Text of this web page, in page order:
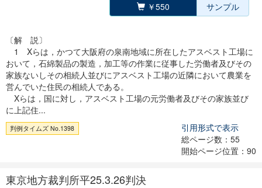
￥550 サンプル
〔解 説〕
1 Xらは，かつて大阪府の泉南地域に所在したアスベスト工場に
おいて，石綿製品の製造，加工等の作業に従事した労働者及びその
家族ないしその相続人並びにアスベスト工場の近隣において農業を
営んでいた住民の相続人である。
Xらは，国に対し，アスベスト工場の元労働者及びその家族並び
に上記住...
判例タイムズ No.1398
引用形式で表示
総ページ数：55
開始ページ位置：90
東京地方裁判所平25.3.26判決